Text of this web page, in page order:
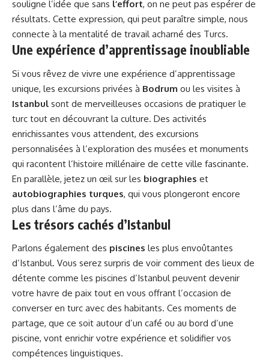
souligne l’idée que sans l’effort, on ne peut pas espérer de
résultats. Cette expression, qui peut paraître simple, nous
connecte à la mentalité de travail acharné des Turcs.
Une expérience d’apprentissage inoubliable
Si vous rêvez de vivre une expérience d’apprentissage
unique, les excursions privées à Bodrum ou les visites à
Istanbul sont de merveilleuses occasions de pratiquer le
turc tout en découvrant la culture. Des activités
enrichissantes vous attendent, des excursions
personnalisées à l’exploration des musées et monuments
qui racontent l’histoire millénaire de cette ville fascinante.
En parallèle, jetez un œil sur les biographies et
autobiographies turques, qui vous plongeront encore
plus dans l’âme du pays.
Les trésors cachés d’Istanbul
Parlons également des piscines les plus envoûtantes
d’Istanbul. Vous serez surpris de voir comment des lieux de
détente comme les piscines d’Istanbulpeuvent devenir
votre havre de paix tout en vous offrant l’occasion de
converser en turc avec des habitants. Ces moments de
partage, que ce soit autour d’un café ou au bord d’une
piscine, vont enrichir votre expérience et solidifier vos
compétences linguistiques.